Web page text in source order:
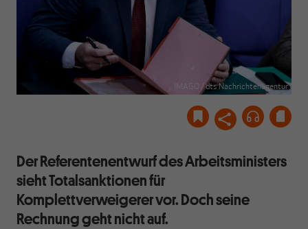
IMAGO / dts Nachrichtenagentur
Der Referentenentwurf des Arbeitsministers
sieht Totalsanktionen für
Komplettverweigerer vor. Doch seine
Rechnung geht nicht auf.